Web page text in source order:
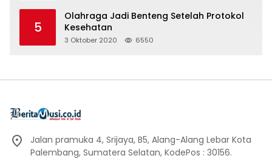
5
Olahraga Jadi Benteng Setelah Protokol
Kesehatan
3 Oktober 2020 6550
Jalan pramuka 4, Srijaya, B5, Alang-Alang Lebar Kota
Palembang, Sumatera Selatan, KodePos : 30156.